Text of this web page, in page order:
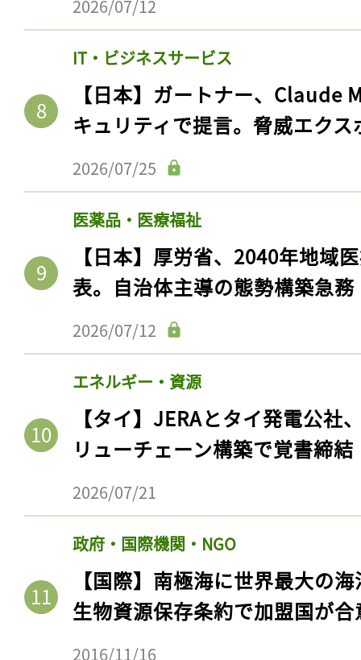
2026/07/12
IT・ビジネスサービス
【日本】ガートナー、Claude
キュリティで提言。脅威エク
2026/07/25
医薬品・医療福祉
【日本】厚労省、2040年地域
表。自治体主導の態勢構築急務
2026/07/12
エネルギー・資源
【タイ】JERAとタイ発電公社
リューチェーン構築で覚書締結
2026/07/21
政府・国際機関・NGO
【国際】南極海に世界最大の
生物資源保存条約で加盟国が合
2016/11/16